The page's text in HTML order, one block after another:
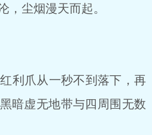
尘烟漫天而起。
利爪从一秒不到落下，再
暗虚无地带与四周围无数